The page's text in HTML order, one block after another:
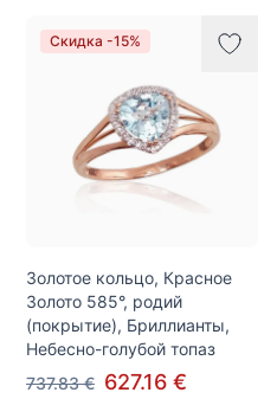
Скидка -15%
Золотое кольцо, Красное
Золото 585°, родий
(покрытие), Бриллианты,
Небесно-голубой топаз
737.83 € 627.16 €